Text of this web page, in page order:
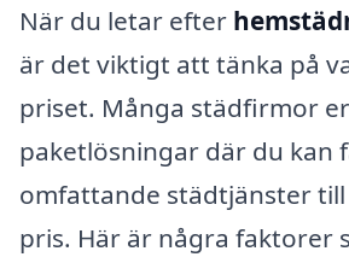
När du letar efter
är det viktigt att tänka på
priset. Många städfirmor
paketlösningar där du kan
omfattande städtjänster
pris. Här är några faktorer